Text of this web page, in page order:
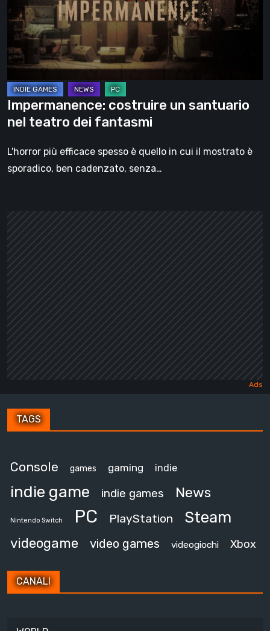
nel
teatro
dei
fantasmi
Impermanence: costruire un santuario
nel teatro dei fantasmi
L'horror più efficace spesso è quello in cui il mostrato è
sporadico, ben cadenzato, senza…
TAGS
Console games gaming indie
indie game indie games News
Nintendo Switch PC PlayStation Steam
videogame video games videogiochi Xbox
CANALI